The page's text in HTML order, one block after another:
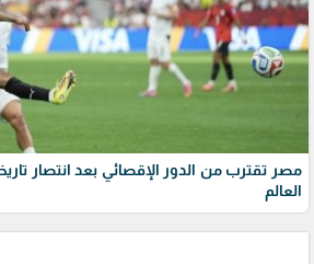
مصر تقترب من الدور الإقصائي بعد انتصار
العالم